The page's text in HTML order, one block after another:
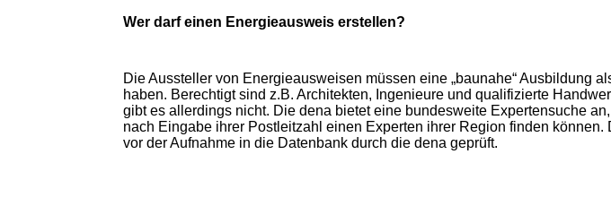
Wer darf einen Energieausweis erstellen?
Die Aussteller von Energieausweisen müssen eine „baunahe“ Ausbildung
haben. Berechtigt sind z.B. Architekten, Ingenieure und qualifizierte
gibt es allerdings nicht. Die dena bietet eine bundesweite Expertensuche
nach Eingabe ihrer Postleitzahl einen Experten ihrer Region finden können.
vor der Aufnahme in die Datenbank durch die dena geprüft.